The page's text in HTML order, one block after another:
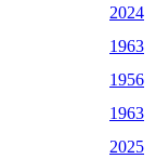
2024
1963
1956
1963
2025